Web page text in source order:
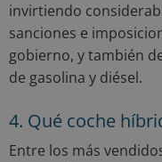
invirtiendo
sanciones e
gobierno, y también
de gasolina y diésel.
4. Qué coche
Entre los más